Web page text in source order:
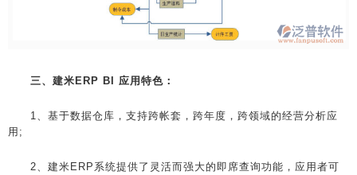
三、建米ERP BI 应用特色：
1、基于数据仓库，支持跨帐套，跨年度，跨领域的经营分析应
用;
2、建米ERP系统提供了灵活而强大的即席查询功能，应用者可